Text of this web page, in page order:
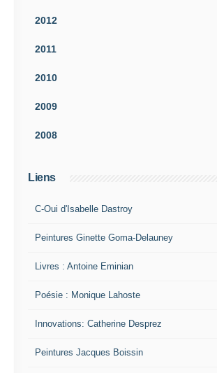
2012
2011
2010
2009
2008
Liens
C-Oui d'Isabelle Dastroy
Peintures Ginette Goma-Delauney
Livres : Antoine Eminian
Poésie : Monique Lahoste
Innovations: Catherine Desprez
Peintures Jacques Boissin